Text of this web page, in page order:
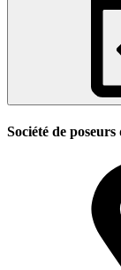
Société de